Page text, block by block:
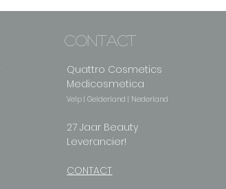
contact
Quattro Cosmetics
Medicosmetica
Velp | Gelderland | Nederland
27 Jaar Beauty
Leverancier!
CONTACT